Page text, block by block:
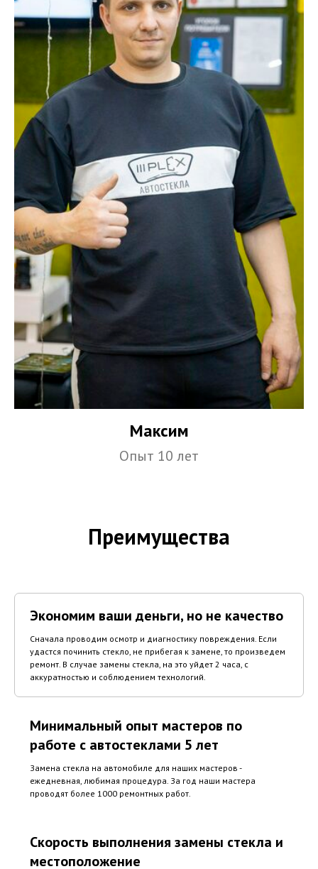
Максим
Опыт 10 лет
Преимущества
Экономим ваши деньги, но не качество
Сначала проводим осмотр и диагностику повреждения. Если
удастся починить стекло, не прибегая к замене, то произведем
ремонт. В случае замены стекла, на это уйдет 2 часа, с
аккуратностью и соблюдением технологий.
Минимальный опыт мастеров по
работе с автостеклами 5 лет
Замена стекла на автомобиле для наших мастеров -
ежедневная, любимая процедура. За год наши мастера
проводят более 1000 ремонтных работ.
Скорость выполнения замены стекла и
местоположение